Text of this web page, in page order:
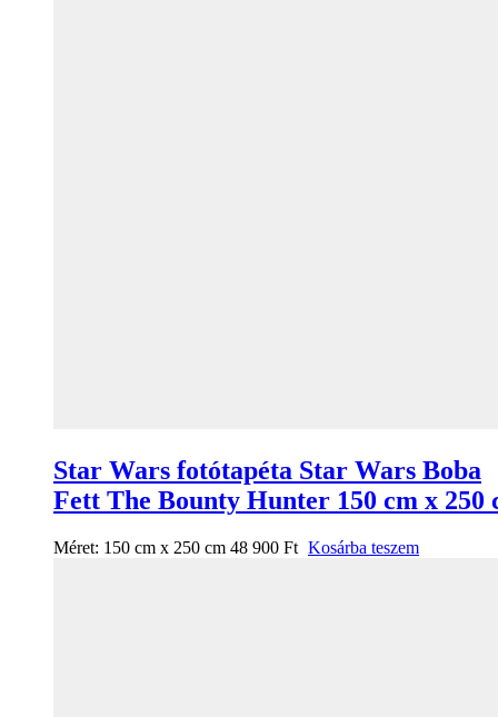
Star Wars fotótapéta Star Wars Boba
Fett The Bounty Hunter 150 cm x 250
Méret: 150 cm x 250 cm 48 900 Ft Kosárba teszem